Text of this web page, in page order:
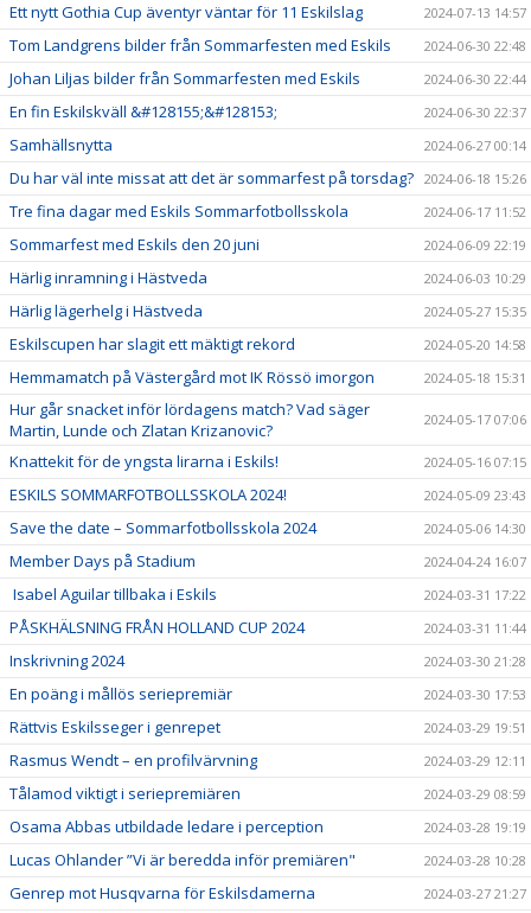
Ett nytt Gothia Cup äventyr väntar för 11 Eskilslag 2024-07-13 14:57
Tom Landgrens bilder från Sommarfesten med Eskils 2024-06-30 22:48
Johan Liljas bilder från Sommarfesten med Eskils 2024-06-30 22:44
En fin Eskilskväll &#128155;&#128153; 2024-06-30 22:37
Samhällsnytta 2024-06-27 00:14
Du har väl inte missat att det är sommarfest på torsdag? 2024-06-18 15:26
Tre fina dagar med Eskils Sommarfotbollsskola 2024-06-17 11:52
Sommarfest med Eskils den 20 juni 2024-06-09 22:19
Härlig inramning i Hästveda 2024-06-03 10:29
Härlig lägerhelg i Hästveda 2024-05-27 15:35
Eskilscupen har slagit ett mäktigt rekord 2024-05-20 14:58
Hemmamatch på Västergård mot IK Rössö imorgon 2024-05-18 15:31
Hur går snacket inför lördagens match? Vad säger
Martin, Lunde och Zlatan Krizanovic?
2024-05-17 07:06
Knattekit för de yngsta lirarna i Eskils! 2024-05-16 07:15
ESKILS SOMMARFOTBOLLSSKOLA 2024! 2024-05-09 23:43
Save the date – Sommarfotbollsskola 2024 2024-05-06 14:30
Member Days på Stadium 2024-04-24 16:07
Isabel Aguilar tillbaka i Eskils 2024-03-31 17:22
PÅSKHÄLSNING FRÅN HOLLAND CUP 2024 2024-03-31 11:44
Inskrivning 2024 2024-03-30 21:28
En poäng i mållös seriepremiär 2024-03-30 17:53
Rättvis Eskilsseger i genrepet 2024-03-29 19:51
Rasmus Wendt – en profilvärvning 2024-03-29 12:11
Tålamod viktigt i seriepremiären 2024-03-29 08:59
Osama Abbas utbildade ledare i perception 2024-03-28 19:19
Lucas Ohlander ”Vi är beredda inför premiären" 2024-03-28 10:28
Genrep mot Husqvarna för Eskilsdamerna 2024-03-27 21:27